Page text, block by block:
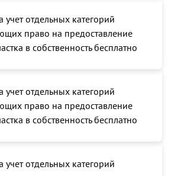
учет отдельных категорий
право на предоставление
в собственность бесплатно
учет отдельных категорий
право на предоставление
в собственность бесплатно
учет отдельных категорий